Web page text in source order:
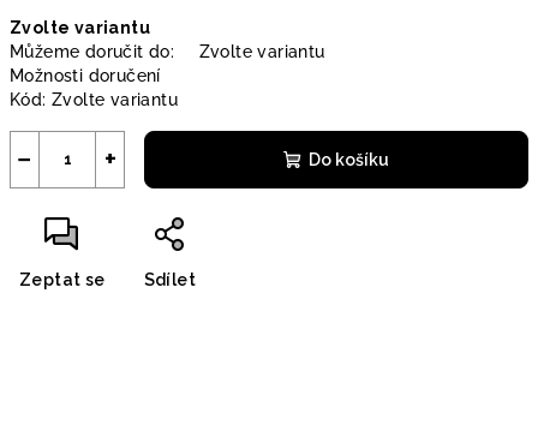
cena:
Zvolte variantu
Můžeme doručit do:
Zvolte variantu
Možnosti doručení
Kód: Zvolte variantu
+
− Do košíku
Zeptat se Sdílet